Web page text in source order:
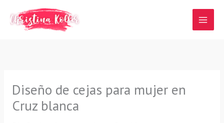
contenido
Diseño de cejas para mujer en
Cruz blanca